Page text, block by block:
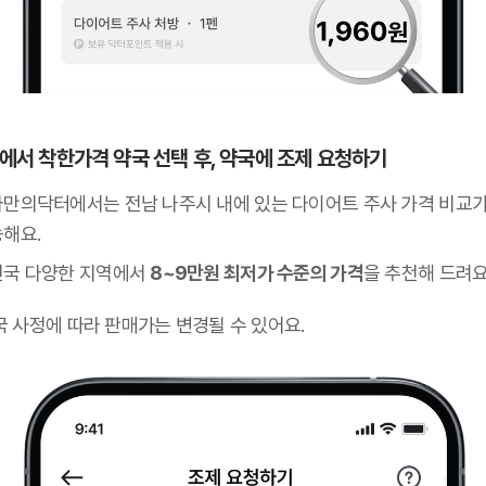
서 착한가격 약국 선택 후, 약국에 조제 요청하기
만의닥터에서는 전남 나주시 내에 있는 다이어트 주사 가격 비교
요.
다양한 지역에서 8~9만원 최저가 수준의 가격을 추천해 드려
사정에 따라 판매가는 변경될 수 있어요.